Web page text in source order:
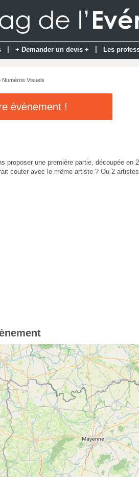
+ Demander un devis + Les
Numéros Visuels
évènement !
proposer une première partie, découpée en 2
couter avec le même artiste ? Ou 2 artistes